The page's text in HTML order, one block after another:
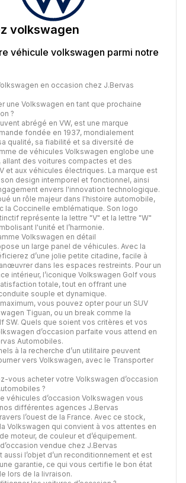
volkswagen
véhicule volkswagen parmi notre
en occasion chez J.Bervas
une Volkswagen en tant que prochaine
?
abrégé en VW, est une marque
fondée en 1937, mondialement
qualité, sa fiabilité et sa diversité de
de véhicules Volkswagen englobe une
des voitures compactes et des
et aux véhicules électriques. La marque est
design intemporel et fonctionnel, ainsi
envers l'innovation technologique.
un rôle majeur dans l'histoire automobile,
la Coccinelle emblématique. Son logo
représente la lettre "V" et la lettre "W"
l'unité et l’harmonie.
Volkswagen en détail
un large panel de véhicules. Avec la
d’une jolie petite citadine, facile à
dans les espaces restreints. Pour un
intérieur, l’iconique Volkswagen Golf vous
totale, tout en offrant une
souple et dynamique.
vous pouvez opter pour un SUV
Tiguan, ou un break comme la
SW. Quels que soient vos critères et vos
d’occasion parfaite vous attend en
Automobiles.
à la recherche d’un utilitaire peuvent
vers Volkswagen, avec le Transporter
vous acheter votre Volkswagen d’occasion
?
véhicules d’occasion Volkswagen vous
différentes agences J.Bervas
l’ouest de la France. Avec ce stock,
Volkswagen qui convient à vos attentes en
moteur, de couleur et d’équipement.
vendue chez J.Bervas
aussi l’objet d’un reconditionnement et est
garantie, ce qui vous certifie le bon état
lors de la livraison.